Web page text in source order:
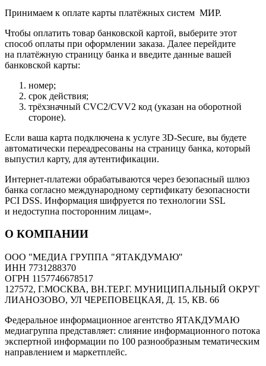
Принимаем к оплате карты платёжных систем МИР.
Чтобы оплатить товар банковской картой, выберите этот
способ оплаты при оформлении заказа. Далее перейдите
на платёжную страницу банка и введите данные вашей
банковской карты:
номер;
срок действия;
трёхзначный CVC2/CVV2 код (указан на оборотной
стороне).
Если ваша карта подключена к услуге 3D-Secure, вы будете
автоматически переадресованы на страницу банка, который
выпустил карту, для аутентификации.
Интернет-платежи обрабатываются через безопасный шлюз
банка согласно международному сертификату безопасности
PCI DSS. Информация шифруется по технологии SSL
и недоступна посторонним лицам».
О КОМПАНИИ
ООО "МЕДИА ГРУППА "ЯТАКДУМАЮ"
ИНН 7731288370
ОГРН 1157746678517
127572, Г.МОСКВА, ВН.ТЕР.Г. МУНИЦИПАЛЬНЫЙ ОКРУГ
ЛИАНОЗОВО, УЛ ЧЕРЕПОВЕЦКАЯ, Д. 15, КВ. 66
Федеральное информационное агентство ЯТАКДУМАЮ
медиагруппа представляет: слияние информационного потока
экспертной информации по 100 разнообразным тематическим
направлением и маркетплейс.